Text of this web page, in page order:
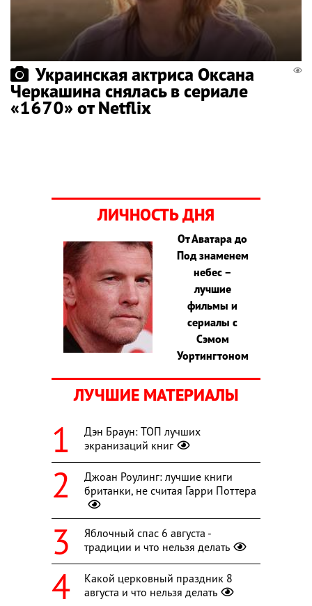
Украинская актриса Оксана
Черкашина снялась в сериале
«1670» от Netflix
ЛИЧНОСТЬ ДНЯ
От Аватара до
Под знаменем
небес –
лучшие
фильмы и
сериалы с
Сэмом
Уортингтоном
ЛУЧШИЕ МАТЕРИАЛЫ
Дэн Браун: ТОП лучших
экранизаций книг
Джоан Роулинг: лучшие книги
британки, не считая Гарри Поттера
Яблочный спас 6 августа -
традиции и что нельзя делать
Какой церковный праздник 8
августа и что нельзя делать